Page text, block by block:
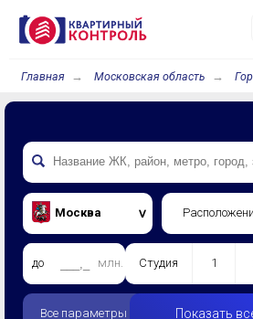
Главная Московская область
Москва
до млн. Студия 1
Все параметры Показать